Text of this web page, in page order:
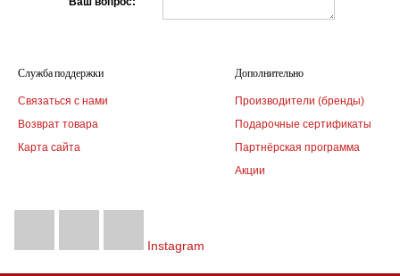
Служба поддержки
Связаться с нами
Возврат товара
Карта сайта
Дополнительно
Производители (бренды)
Подарочные сертификаты
Партнёрская программа
Акции
Instagram